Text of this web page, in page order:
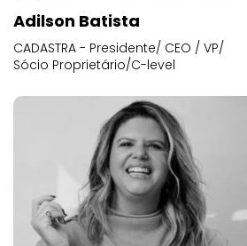
Adilson Batista
CADASTRA - Presidente/ CEO / VP/
Sócio Proprietário/C-level